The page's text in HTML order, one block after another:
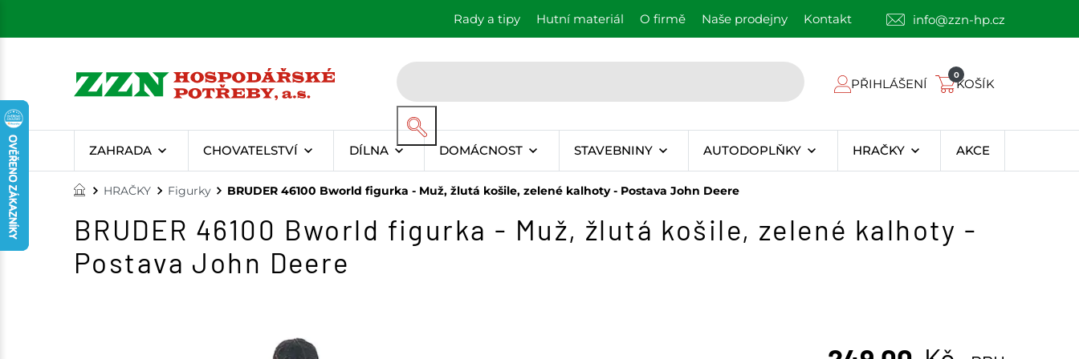
Rady a tipy Hutní materiál O firmě Naše prodejny Kontakt info@zzn-hp.cz
PŘIHLÁŠENÍ
0
KOŠÍK
ZAHRADA CHOVATELSTVÍ DÍLNA DOMÁCNOST STAVEBNINY AUTODOPLŇKY HRAČKY AKCE
HRAČKY Figurky BRUDER 46100 Bworld figurka - Muž, žlutá košile, zelené kalhoty - Postava John Deere
BRUDER 46100 Bworld figurka - Muž, žlutá košile, zelené kalhoty -
Postava John Deere